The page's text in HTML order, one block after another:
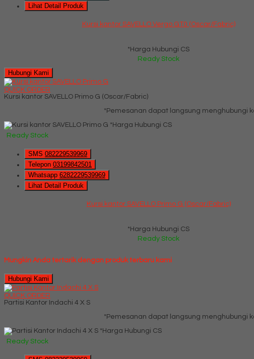
Lihat Detail Produk
Kursi kantor SAVELLO Vergo GT0 (Oscar/Fabric)
*Harga Hubungi CS
Ready Stock
Hubungi Kami
QUICK ORDER
Kursi kantor SAVELLO Primo G (Oscar/Fabric)
*Pemesanan dapat langsung menghubungi
*Harga Hubungi CS
Ready Stock
SMS 082229539969
Telepon 03199842501
Whatsapp 6282229539969
Lihat Detail Produk
Kursi kantor SAVELLO Primo G (Oscar/Fabric)
*Harga Hubungi CS
Ready Stock
Mungkin Anda tertarik dengan produk terbaru kami
Hubungi Kami
QUICK ORDER
Partisi Kantor Indachi 4 X S
*Pemesanan dapat langsung menghubungi
*Harga Hubungi CS
Ready Stock